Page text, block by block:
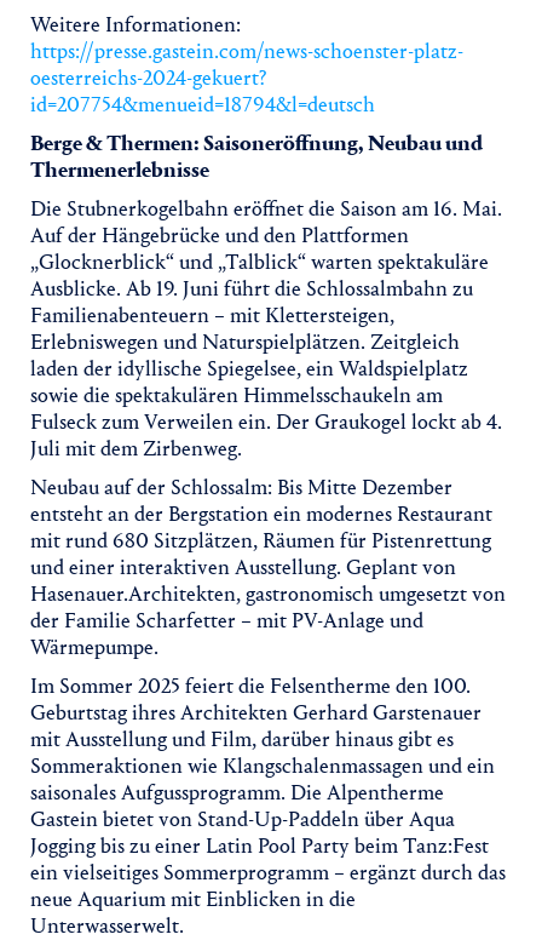
Weitere Informationen:
https://presse.gastein.com/news-schoenster-platz-
oesterreichs-2024-gekuert?
id=207754&menueid=18794&l=deutsch
Berge & Thermen: Saisoneröffnung, Neubau und
Thermenerlebnisse
Die Stubnerkogelbahn eröffnet die Saison am 16. Mai.
Auf der Hängebrücke und den Plattformen
„Glocknerblick“ und „Talblick“ warten spektakuläre
Ausblicke. Ab 19. Juni führt die Schlossalmbahn zu
Familienabenteuern – mit Klettersteigen,
Erlebniswegen und Naturspielplätzen. Zeitgleich
laden der idyllische Spiegelsee, ein Waldspielplatz
sowie die spektakulären Himmelsschaukeln am
Fulseck zum Verweilen ein. Der Graukogel lockt ab 4.
Juli mit dem Zirbenweg.
Neubau auf der Schlossalm: Bis Mitte Dezember
entsteht an der Bergstation ein modernes Restaurant
mit rund 680 Sitzplätzen, Räumen für Pistenrettung
und einer interaktiven Ausstellung. Geplant von
Hasenauer.Architekten, gastronomisch umgesetzt von
der Familie Scharfetter – mit PV-Anlage und
Wärmepumpe.
Im Sommer 2025 feiert die Felsentherme den 100.
Geburtstag ihres Architekten Gerhard Garstenauer
mit Ausstellung und Film, darüber hinaus gibt es
Sommeraktionen wie Klangschalenmassagen und ein
saisonales Aufgussprogramm. Die Alpentherme
Gastein bietet von Stand-Up-Paddeln über Aqua
Jogging bis zu einer Latin Pool Party beim Tanz:Fest
ein vielseitiges Sommerprogramm – ergänzt durch das
neue Aquarium mit Einblicken in die
Unterwasserwelt.